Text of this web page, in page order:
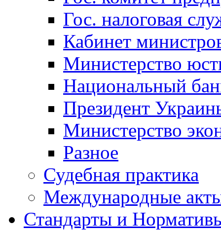
Гос. налоговая
Кабинет
Министерство
Национальный
Президент
Министерство
Разное
Судебная практика
Международные
Стандарты и